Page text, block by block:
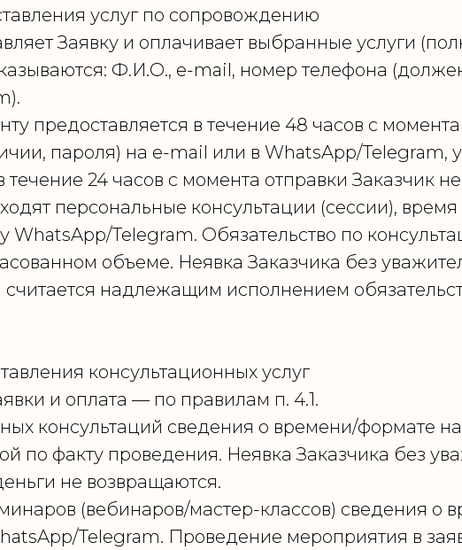
услуг по сопровождению
Заявку и оплачивает выбранные услуги
Ф.И.О., e-mail, номер телефона
предоставляется в течение 48 часов с
пароля) на e-mail или в WhatsApp/Telegram,
течение 24 часов с момента отправки Заказчик
персональные консультации (сессии),
WhatsApp/Telegram. Обязательство по
объеме. Неявка Заказчика без
надлежащим исполнением
консультационных услуг
и оплата — по правилам п. 4.1.
консультаций сведения о времени/формате
по факту проведения. Неявка Заказчика без
не возвращаются.
(вебинаров/мастер-классов) сведения о
Telegram. Проведение мероприятия в